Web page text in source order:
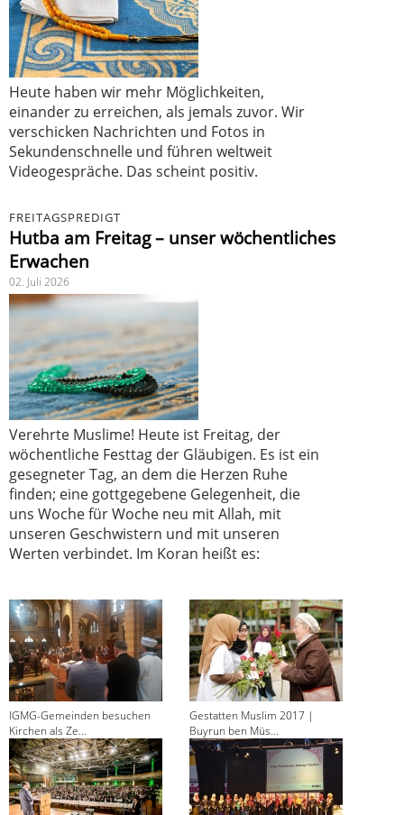
Heute haben wir mehr Möglichkeiten,
einander zu erreichen, als jemals zuvor. Wir
verschicken Nachrichten und Fotos in
Sekundenschnelle und führen weltweit
Videogespräche. Das scheint positiv.
FREITAGSPREDIGT
Hutba am Freitag – unser wöchentliches
Erwachen
02. Juli 2026
Verehrte Muslime! Heute ist Freitag, der
wöchentliche Festtag der Gläubigen. Es ist ein
gesegneter Tag, an dem die Herzen Ruhe
finden; eine gottgegebene Gelegenheit, die
uns Woche für Woche neu mit Allah, mit
unseren Geschwistern und mit unseren
Werten verbindet. Im Koran heißt es:
IGMG-Gemeinden besuchen
Kirchen als Ze...
Gestatten Muslim 2017 |
Buyrun ben Müs...